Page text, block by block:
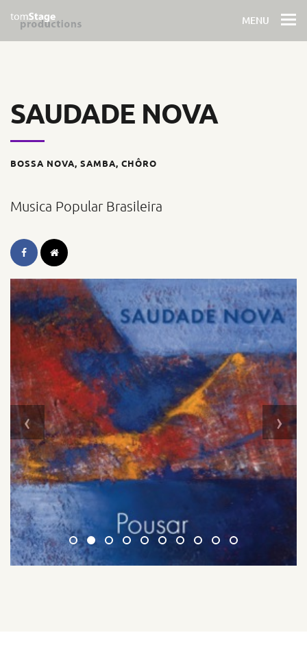
MENU
SAUDADE NOVA
BOSSA NOVA, SAMBA, CHÔRO
Musica Popular Brasileira